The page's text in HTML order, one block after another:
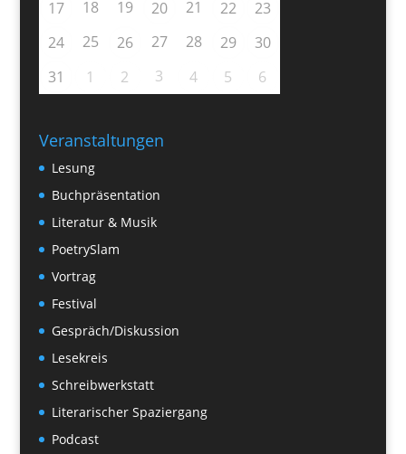
17
18 19 20 21 22
23
24
25 26 27 28 29
30
31
1 2 3 4 5 6
Veranstaltungen
Lesung
Buchpräsentation
Literatur & Musik
PoetrySlam
Vortrag
Festival
Gespräch/Diskussion
Lesekreis
Schreibwerkstatt
Literarischer Spaziergang
Podcast